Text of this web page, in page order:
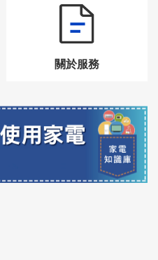
關於服務